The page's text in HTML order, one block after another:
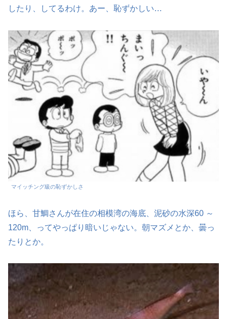
したり、してるわけ。あー、恥ずかしい…
マイッチング級の恥ずかしさ
ほら、甘鯛さんが在住の相模湾の海底、泥砂の水深60 ～
120m、ってやっぱり暗いじゃない。朝マズメとか、曇っ
たりとか。